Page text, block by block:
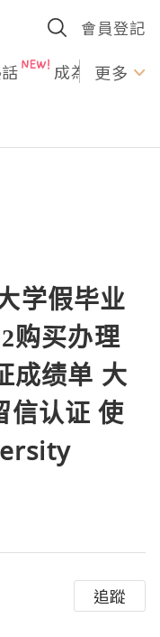
會員登記
成為U更多
学假毕业
购买办理
成绩单 大
信认证 使
追蹤